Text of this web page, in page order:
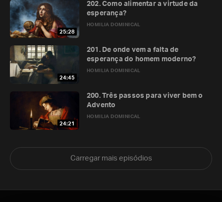
25:28
HOMILIA DOMINICAL
202. Como alimentar a virtude da
esperança?
24:45
HOMILIA DOMINICAL
201. De onde vem a falta de
esperança do homem moderno?
24:21
HOMILIA DOMINICAL
200. Três passos para viver bem o
Advento
Carregar mais episódios